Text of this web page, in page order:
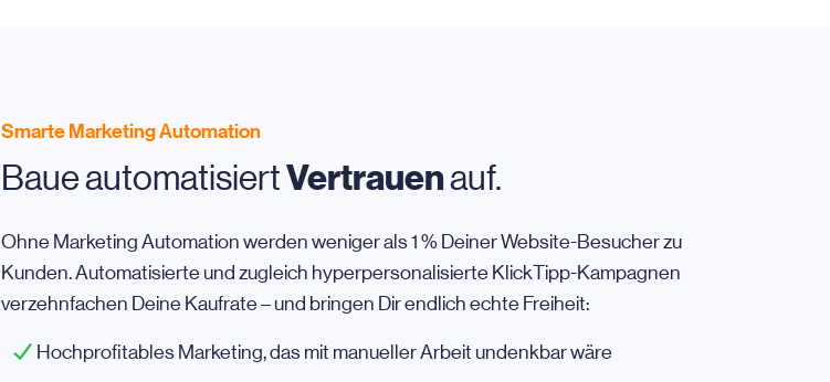
Smarte Marketing Automation
Baue automatisiertVertrauenauf.
Ohne Marketing Automation werden weniger als 1 % Deiner Website-Besucher zu
Kunden. Automatisierte und zugleich hyperpersonalisierte KlickTipp-Kampagnen
verzehnfachen Deine Kaufrate – und bringen Dir endlich echte Freiheit:
Hochprofitables Marketing, das mit manueller Arbeit undenkbar wäre